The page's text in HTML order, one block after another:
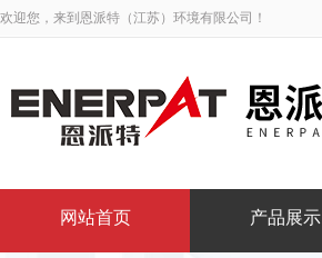
欢迎您，来到恩派特（江苏）环境有限公司！
网站首页 产品展示